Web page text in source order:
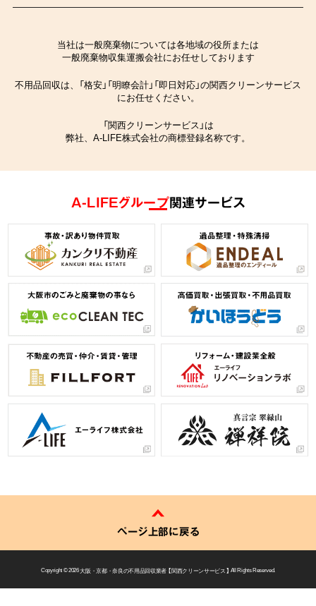
当社は一般廃棄物については各地域の役所または
一般廃棄物収集運搬会社にお任せしております
不用品回収は、「格安」「明瞭会計」「即日対応」の関西クリーンサービス
にお任せください。
「関西クリーンサービス」は
弊社、A-LIFE株式会社の商標登録名称です。
A-LIFEグループ関連サービス
ページ上部に戻る
Copyright © 2026大阪・京都・奈良の不用品回収業者 【 関西クリーンサービス 】 All Rights Reserved.